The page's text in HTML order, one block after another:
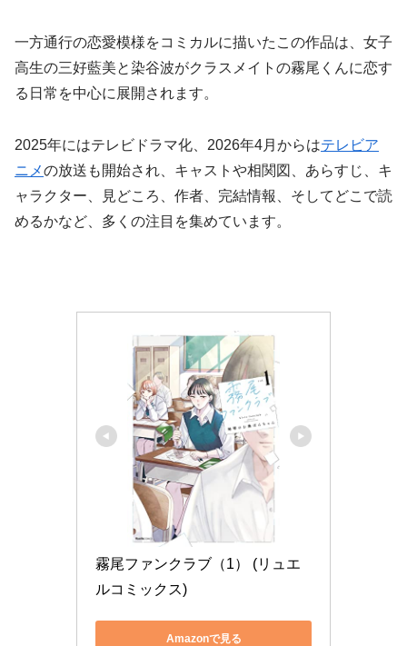
一方通行の恋愛模様をコミカルに描いたこの作品は、女子
高生の三好藍美と染谷波がクラスメイトの霧尾くんに恋す
る日常を中心に展開されます。
2025年にはテレビドラマ化、2026年4月からはテレビア
ニメの放送も開始され、キャストや相関図、あらすじ、キ
ャラクター、見どころ、作者、完結情報、そしてどこで読
めるかなど、多くの注目を集めています。
霧尾ファンクラブ（1） (リュエ
ルコミックス)
Amazonで見る